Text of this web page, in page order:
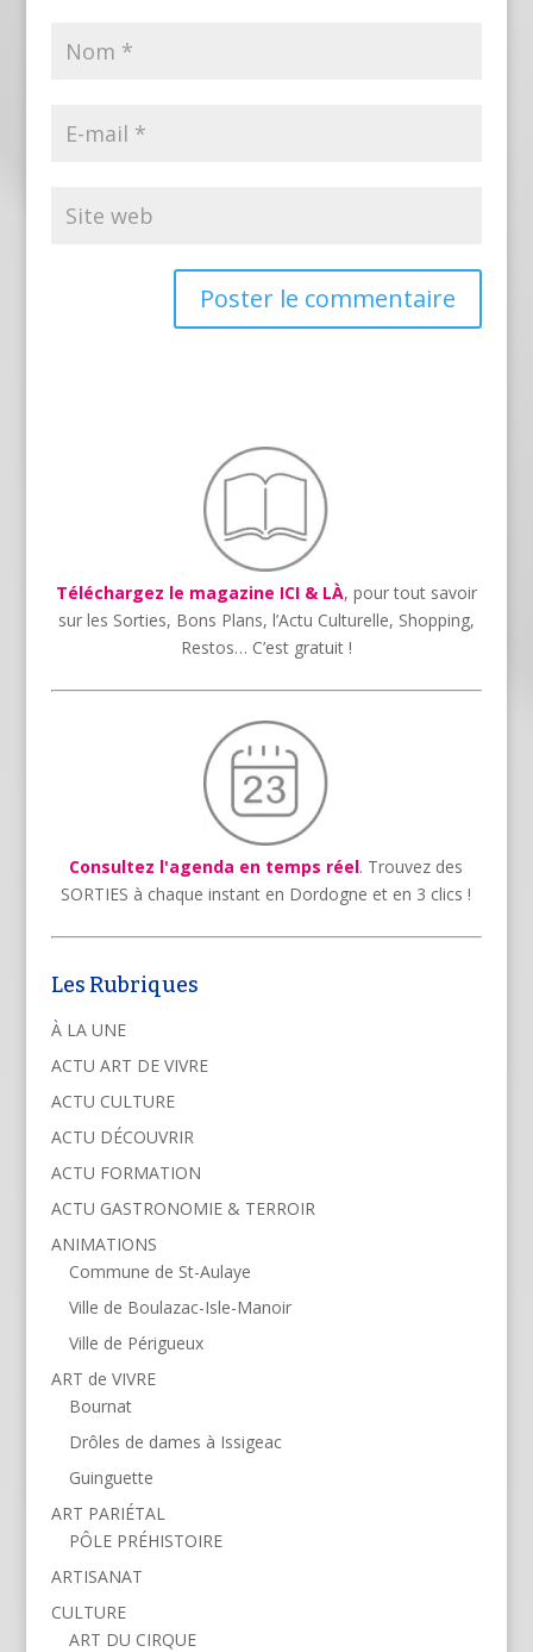
Téléchargez le magazine ICI & LÀ, pour tout savoir
sur les Sorties, Bons Plans, l’Actu Culturelle, Shopping,
Restos… C’est gratuit !
Consultez l'agenda en temps réel. Trouvez des
SORTIES à chaque instant en Dordogne et en 3 clics !
Les Rubriques
À LA UNE
ACTU ART DE VIVRE
ACTU CULTURE
ACTU DÉCOUVRIR
ACTU FORMATION
ACTU GASTRONOMIE & TERROIR
ANIMATIONS
Commune de St-Aulaye
Ville de Boulazac-Isle-Manoir
Ville de Périgueux
ART de VIVRE
Bournat
Drôles de dames à Issigeac
Guinguette
ART PARIÉTAL
PÔLE PRÉHISTOIRE
ARTISANAT
CULTURE
ART DU CIRQUE